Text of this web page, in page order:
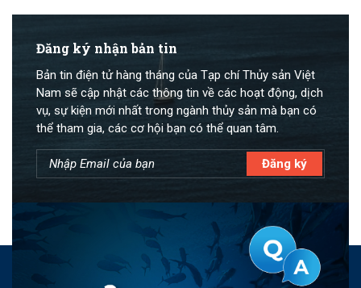
Đăng ký nhận bản tin
Bản tin điện tử hàng tháng của Tạp chí Thủy sản Việt
Nam sẽ cập nhật các thông tin về các hoạt động, dịch
vụ, sự kiện mới nhất trong ngành thủy sản mà bạn có
thể tham gia, các cơ hội bạn có thể quan tâm.